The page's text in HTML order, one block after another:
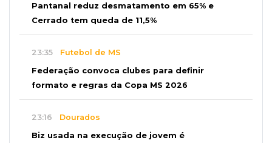
Pantanal reduz desmatamento em 65% e
Cerrado tem queda de 11,5%
23:35 Futebol de MS
Federação convoca clubes para definir
formato e regras da Copa MS 2026
23:16 Dourados
Biz usada na execução de jovem é